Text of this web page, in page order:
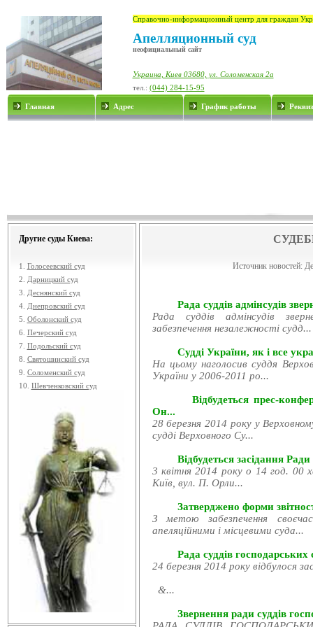
Справочно-информационный центр для граждан
Апелляционный суд
неофициальный сайт
Украина, Киев 03680, ул. Соломенская 2а
тел.: (044) 284-15-95
Главная Адрес График работы
Другие суды Киева:
1. Голосеевский суд
2.
Дарницкий суд
3.
Деснянский суд
4. Днепровский суд
5. Оболонский суд
6. Печерский суд
7. Подольский суд
8. Святошинский суд
9. Соломенский суд
10. Шевченковский суд
Источник новостей:
Рада суддів адмінсудів
Рада суддів адмінсудів
забезпечення незалежності судд...
Судді України, як і все
На цьому наголосив суддя
України у 2006-2011 ро...
Відбудеться прес-
Он...
28 березня 2014 року у
судді Верховного Су...
Відбудеться засідання
3 квітня 2014 року о 14 год. 00
Київ, вул. П. Орли...
Затверджено форми
З метою забезпечення
апеляційними і місцевими суда...
Рада суддів господарських
24 березня 2014 року відбулося
&...
Звернення ради суддів